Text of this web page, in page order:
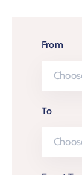
From
To